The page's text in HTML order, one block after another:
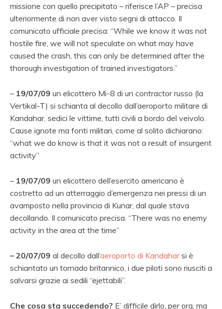
missione con quello precipitato – riferisce l’AP – precisa
ulteriormente di non aver visto segni di attacco. Il
comunicato ufficiale precisa: “While we know it was not
hostile fire, we will not speculate on what may have
caused the crash, this can only be determined after the
thorough investigation of trained investigators.”
– 19/07/09 un elicottero Mi-8 di un contractor russo (la
Vertikal-T) si schianta al decollo dall’aeroporto militare di
Kandahar, sedici le vittime, tutti civili a bordo del veivolo.
Cause ignote ma fonti militari, come al solito dichiarano:
“what we do know is that it was not a result of insurgent
activity”
– 19/07/09 un elicottero dell’esercito americano è
costretto ad un atterraggio d’emergenza nei pressi di un
avamposto nella provincia di Kunar, dal quale stava
decollando. Il comunicato precisa. “There was no enemy
activity in the area at the time”
– 20/07/09 al decollo dall’aeroporto di Kandaharsi è
schiantato un tornado britannico, i due piloti sono riusciti a
salvarsi grazie ai sedili “ejettabili”.
Che cosa sta succedendo? E’ difficile dirlo, per ora, ma